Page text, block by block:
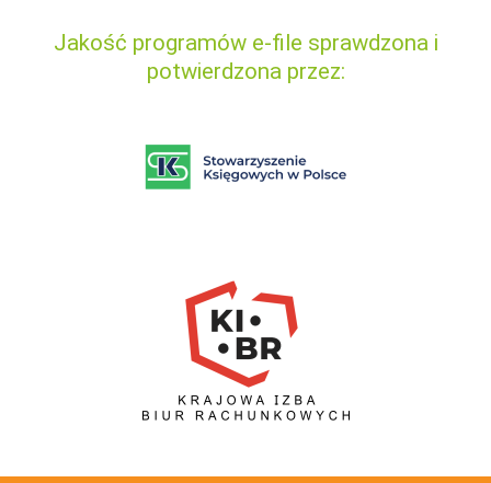
Jakość programów e-file sprawdzona i
potwierdzona przez: